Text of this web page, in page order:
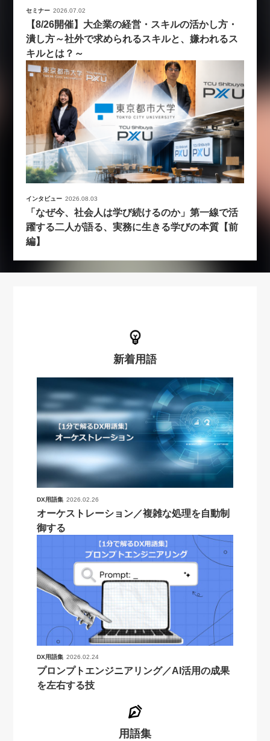
セミナー 2026.07.02
【8/26開催】大企業の経営・スキルの活かし方・
潰し方～社外で求められるスキルと、嫌われるス
キルとは？～
インタビュー 2026.08.03
「なぜ今、社会人は学び続けるのか」第一線で活
躍する二人が語る、実務に生きる学びの本質【前
編】
新着用語
DX用語集 2026.02.26
オーケストレーション／複雑な処理を自動制
御する
DX用語集 2026.02.24
プロンプトエンジニアリング／AI活用の成果
を左右する技
用語集